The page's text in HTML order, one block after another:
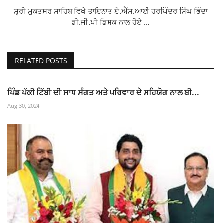
ਸ਼੍ਰੀ ਮੁਕਤਸਰ ਸਾਹਿਬ ਵਿਖੇ ਤਾਇਨਾਤ ਏ.ਐੱਸ.ਆਈ ਹਰਪਿੰਦਰ ਸਿੰਘ ਭਿੰਦਾ
ਡੀ.ਜੀ.ਪੀ ਡਿਸਕ ਨਾਲ ਹੋਏ ...
RELATED POSTS
ਪਿੰਡ ਪੱਕੀ ਟਿੱਬੀ ਦੀ ਸਾਧ ਸੰਗਤ ਅਤੇ ਪਰਿਵਾਰ ਦੇ ਸਹਿਯੋਗ ਨਾਲ ਬੀ...
Aug 30, 2024